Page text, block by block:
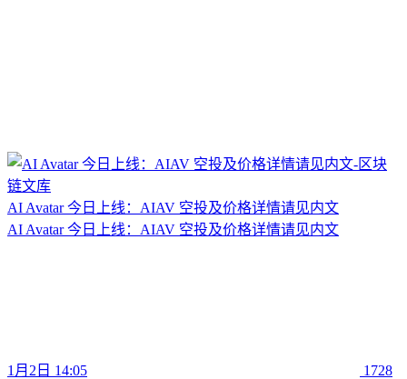
AI Avatar 今日上线：AIAV 空投及价格详情请见内文
AI Avatar 今日上线：AIAV 空投及价格详情请见内文
1月2日 14:05 1728